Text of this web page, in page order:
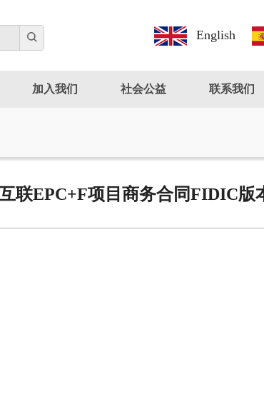
English
加入我们 社会公益 联系我们
联EPC+F项目商务合同FIDIC版